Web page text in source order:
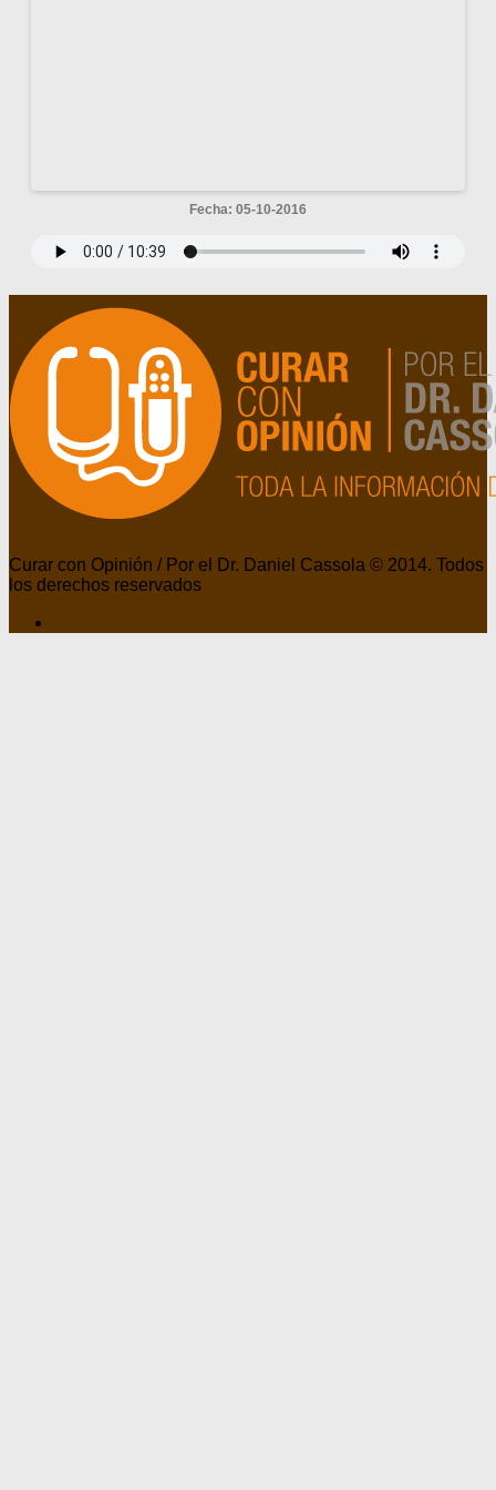
Fecha: 05-10-2016
Curar con Opinión / Por el Dr. Daniel Cassola © 2014. Todos
los derechos reservados